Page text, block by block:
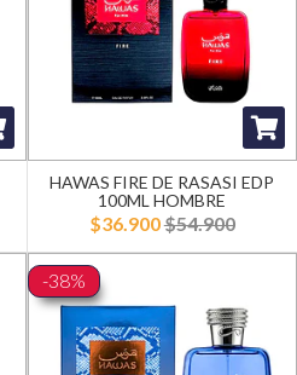
HAWAS FIRE DE RASASI EDP
100ML HOMBRE
$36.900$54.900
-38%